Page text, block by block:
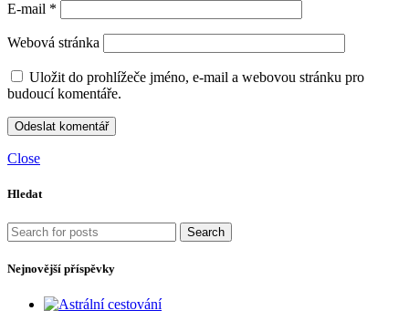
E-mail *
Webová stránka
Uložit do prohlížeče jméno, e-mail a webovou stránku pro
budoucí komentáře.
Close
Hledat
Search
Nejnovější příspěvky